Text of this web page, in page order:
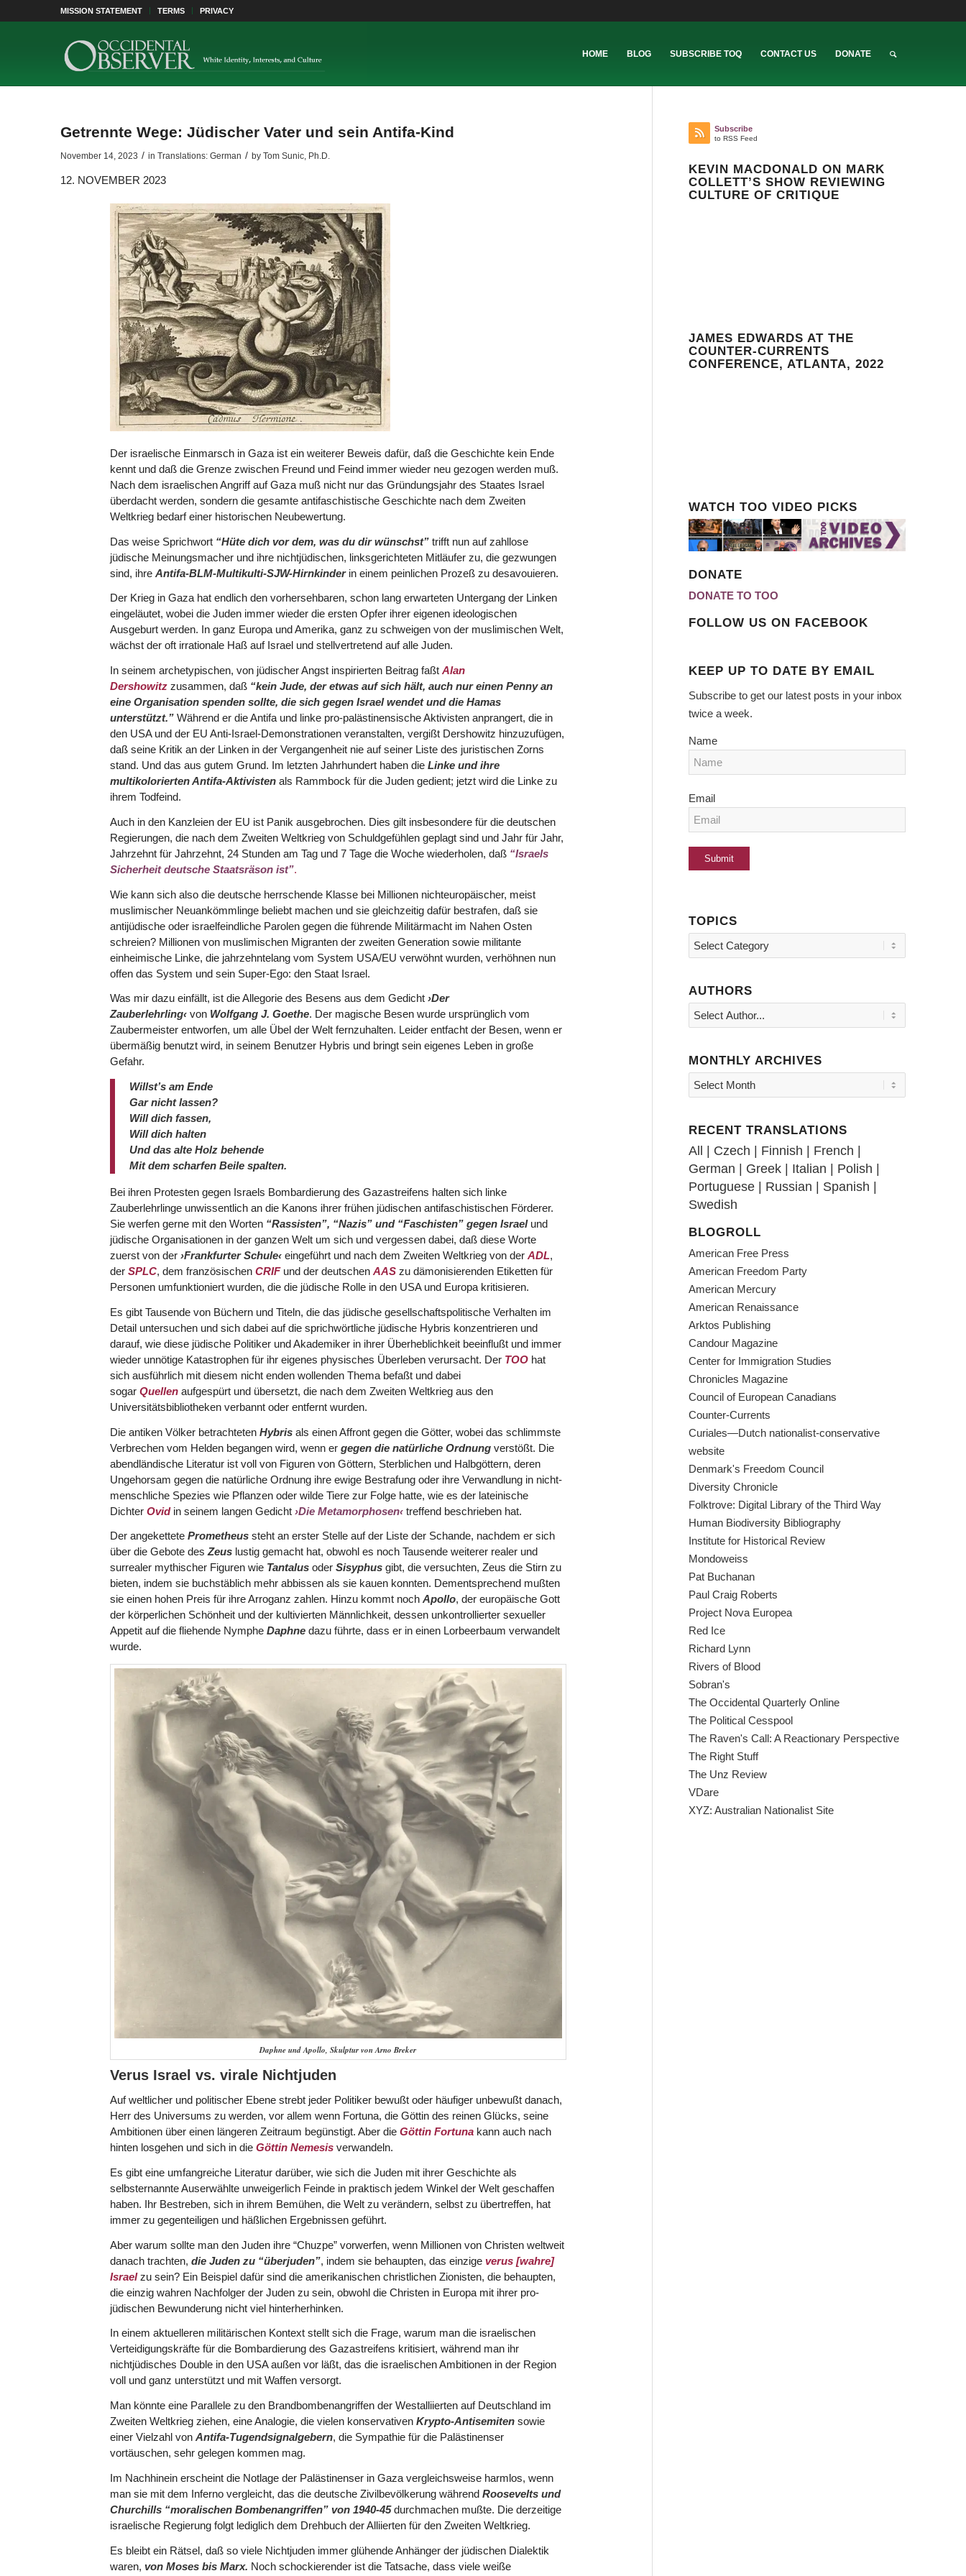
MISSION STATEMENT TERMS PRIVACY
HOME BLOG SUBSCRIBE TOQ CONTACT US DONATE
Getrennte Wege: Jüdischer Vater und sein Antifa-Kind
November 14, 2023 / in Translations: German / by Tom Sunic, Ph.D.
12. NOVEMBER 2023
Der israelische Einmarsch in Gaza ist ein weiterer Beweis dafür, daß die Geschichte kein Ende
kennt und daß die Grenze zwischen Freund und Feind immer wieder neu gezogen werden muß.
Nach dem israelischen Angriff auf Gaza muß nicht nur das Gründungsjahr des Staates Israel
überdacht werden, sondern die gesamte antifaschistische Geschichte nach dem Zweiten
Weltkrieg bedarf einer historischen Neubewertung.
Das weise Sprichwort “Hüte dich vor dem, was du dir wünschst”trifft nun auf zahllose
jüdische Meinungsmacher und ihre nichtjüdischen, linksgerichteten Mitläufer zu, die gezwungen
sind, ihre Antifa-BLM-Multikulti-SJW-Hirnkinderin einem peinlichen Prozeß zu desavouieren.
Der Krieg in Gaza hat endlich den vorhersehbaren, schon lang erwarteten Untergang der Linken
eingeläutet, wobei die Juden immer wieder die ersten Opfer ihrer eigenen ideologischen
Ausgeburt werden. In ganz Europa und Amerika, ganz zu schweigen von der muslimischen Welt,
wächst der oft irrationale Haß auf Israel und stellvertretend auf alle Juden.
In seinem archetypischen, von jüdischer Angst inspirierten Beitrag faßt Alan
Dershowitzzusammen, daß “kein Jude, der etwas auf sich hält, auch nur einen Penny an
eine Organisation spenden sollte, die sich gegen Israel wendet und die Hamas
unterstützt.”Während er die Antifa und linke pro-palästinensische Aktivisten anprangert, die in
den USA und der EU Anti-Israel-Demonstrationen veranstalten, vergißt Dershowitz hinzuzufügen,
daß seine Kritik an der Linken in der Vergangenheit nie auf seiner Liste des juristischen Zorns
stand. Und das aus gutem Grund. Im letzten Jahrhundert haben die Linke und ihre
multikolorierten Antifa-Aktivisten als Rammbock für die Juden gedient; jetzt wird die Linke zu
ihrem Todfeind.
Auch in den Kanzleien der EU ist Panik ausgebrochen. Dies gilt insbesondere für die deutschen
Regierungen, die nach dem Zweiten Weltkrieg von Schuldgefühlen geplagt sind und Jahr für Jahr,
Jahrzehnt für Jahrzehnt, 24 Stunden am Tag und 7 Tage die Woche wiederholen, daß“Israels
Sicherheit deutsche Staatsräson ist”.
Wie kann sich also die deutsche herrschende Klasse bei Millionen nichteuropäischer, meist
muslimischer Neuankömmlinge beliebt machen und sie gleichzeitig dafür bestrafen, daß sie
antijüdische oder israelfeindliche Parolen gegen die führende Militärmacht im Nahen Osten
schreien? Millionen von muslimischen Migranten der zweiten Generation sowie militante
einheimische Linke, die jahrzehntelang vom System USA/EU verwöhnt wurden, verhöhnen nun
offen das System und sein Super-Ego: den Staat Israel.
Was mir dazu einfällt, ist die Allegorie des Besens aus dem Gedicht ›Der
Zauberlehrling‹ von Wolfgang J. Goethe. Der magische Besen wurde ursprünglich vom
Zaubermeister entworfen, um alle Übel der Welt fernzuhalten. Leider entfacht der Besen, wenn er
übermäßig benutzt wird, in seinem Benutzer Hybris und bringt sein eigenes Leben in große
Gefahr.
Willst’s am Ende
Gar nicht lassen?
Will dich fassen,
Will dich halten
Und das alte Holz behende
Mit dem scharfen Beile spalten.
Bei ihren Protesten gegen Israels Bombardierung des Gazastreifens halten sich linke
Zauberlehrlinge unwissentlich an die Kanons ihrer frühen jüdischen antifaschistischen Förderer.
Sie werfen gerne mit den Worten “Rassisten”, “Nazis” und “Faschisten” gegen Israel und
jüdische Organisationen in der ganzen Welt um sich und vergessen dabei, daß diese Worte
zuerst von der ›Frankfurter Schule‹ eingeführt und nach dem Zweiten Weltkrieg von der ADL,
der SPLC, dem französischen CRIF und der deutschen AASzu dämonisierenden Etiketten für
Personen umfunktioniert wurden, die die jüdische Rolle in den USA und Europa kritisieren.
Es gibt Tausende von Büchern und Titeln, die das jüdische gesellschaftspolitische Verhalten im
Detail untersuchen und sich dabei auf die sprichwörtliche jüdische Hybris konzentrieren und
darauf, wie diese jüdische Politiker und Akademiker in ihrer Überheblichkeit beeinflußt und immer
wieder unnötige Katastrophen für ihr eigenes physisches Überleben verursacht. Der TOOhat
sich ausführlich mit diesem nicht enden wollenden Thema befaßt und dabei
sogar Quellenaufgespürt und übersetzt, die nach dem Zweiten Weltkrieg aus den
Universitätsbibliotheken verbannt oder entfernt wurden.
Die antiken Völker betrachteten Hybrisals einen Affront gegen die Götter, wobei das schlimmste
Verbrechen vom Helden begangen wird, wenn er gegen die natürliche Ordnungverstößt. Die
abendländische Literatur ist voll von Figuren von Göttern, Sterblichen und Halbgöttern, deren
Ungehorsam gegen die natürliche Ordnung ihre ewige Bestrafung oder ihre Verwandlung in nicht-
menschliche Spezies wie Pflanzen oder wilde Tiere zur Folge hatte, wie es der lateinische
Dichter Ovid in seinem langen Gedicht ›Die Metamorphosen‹treffend beschrieben hat.
Der angekettete Prometheussteht an erster Stelle auf der Liste der Schande, nachdem er sich
über die Gebote des Zeuslustig gemacht hat, obwohl es noch Tausende weiterer realer und
surrealer mythischer Figuren wie Tantalus oder Sisyphusgibt, die versuchten, Zeus die Stirn zu
bieten, indem sie buchstäblich mehr abbissen als sie kauen konnten. Dementsprechend mußten
sie einen hohen Preis für ihre Arroganz zahlen. Hinzu kommt noch Apollo, der europäische Gott
der körperlichen Schönheit und der kultivierten Männlichkeit, dessen unkontrollierter sexueller
Appetit auf die fliehende Nymphe Daphnedazu führte, dass er in einen Lorbeerbaum verwandelt
wurde.
Daphne und Apollo, Skulptur von Arno Breker
Verus Israel vs. virale Nichtjuden
Auf weltlicher und politischer Ebene strebt jeder Politiker bewußt oder häufiger unbewußt danach,
Herr des Universums zu werden, vor allem wenn Fortuna, die Göttin des reinen Glücks, seine
Ambitionen über einen längeren Zeitraum begünstigt. Aber die Göttin Fortunakann auch nach
hinten losgehen und sich in die Göttin Nemesis verwandeln.
Es gibt eine umfangreiche Literatur darüber, wie sich die Juden mit ihrer Geschichte als
selbsternannte Auserwählte unweigerlich Feinde in praktisch jedem Winkel der Welt geschaffen
haben. Ihr Bestreben, sich in ihrem Bemühen, die Welt zu verändern, selbst zu übertreffen, hat
immer zu gegenteiligen und häßlichen Ergebnissen geführt.
Aber warum sollte man den Juden ihre “Chuzpe” vorwerfen, wenn Millionen von Christen weltweit
danach trachten, die Juden zu “überjuden”, indem sie behaupten, das einzige verus [wahre]
Israel zu sein? Ein Beispiel dafür sind die amerikanischen christlichen Zionisten, die behaupten,
die einzig wahren Nachfolger der Juden zu sein, obwohl die Christen in Europa mit ihrer pro-
jüdischen Bewunderung nicht viel hinterherhinken.
In einem aktuelleren militärischen Kontext stellt sich die Frage, warum man die israelischen
Verteidigungskräfte für die Bombardierung des Gazastreifens kritisiert, während man ihr
nichtjüdisches Double in den USA außen vor läßt, das die israelischen Ambitionen in der Region
voll und ganz unterstützt und mit Waffen versorgt.
Man könnte eine Parallele zu den Brandbombenangriffen der Westalliierten auf Deutschland im
Zweiten Weltkrieg ziehen, eine Analogie, die vielen konservativen Krypto-Antisemitensowie
einer Vielzahl von Antifa-Tugendsignalgebern, die Sympathie für die Palästinenser
vortäuschen, sehr gelegen kommen mag.
Im Nachhinein erscheint die Notlage der Palästinenser in Gaza vergleichsweise harmlos, wenn
man sie mit dem Inferno vergleicht, das die deutsche Zivilbevölkerung während Roosevelts und
Churchills “moralischen Bombenangriffen” von 1940-45 durchmachen mußte. Die derzeitige
israelische Regierung folgt lediglich dem Drehbuch der Alliierten für den Zweiten Weltkrieg.
Es bleibt ein Rätsel, daß so viele Nichtjuden immer glühende Anhänger der jüdischen Dialektik
waren, von Moses bis Marx. Noch schockierender ist die Tatsache, dass viele weiße
Subscribe
to RSS Feed
KEVIN MACDONALD ON MARK
COLLETT’S SHOW REVIEWING
CULTURE OF CRITIQUE
JAMES EDWARDS AT THE
COUNTER-CURRENTS
CONFERENCE, ATLANTA, 2022
WATCH TOO VIDEO PICKS
DONATE
DONATE TO TOO
FOLLOW US ON FACEBOOK
KEEP UP TO DATE BY EMAIL
Subscribe to get our latest posts in your inbox
twice a week.
Name
Email
TOPICS
Topics
AUTHORS
MONTHLY ARCHIVES
RECENT TRANSLATIONS
All | Czech | Finnish | French |
German | Greek | Italian | Polish |
Portuguese | Russian | Spanish |
Swedish
BLOGROLL
American Free Press
American Freedom Party
American Mercury
American Renaissance
Arktos Publishing
Candour Magazine
Center for Immigration Studies
Chronicles Magazine
Council of European Canadians
Counter-Currents
Curiales—Dutch nationalist-conservative
website
Denmark's Freedom Council
Diversity Chronicle
Folktrove: Digital Library of the Third Way
Human Biodiversity Bibliography
Institute for Historical Review
Mondoweiss
Pat Buchanan
Paul Craig Roberts
Project Nova Europea
Red Ice
Richard Lynn
Rivers of Blood
Sobran's
The Occidental Quarterly Online
The Political Cesspool
The Raven's Call: A Reactionary Perspective
The Right Stuff
The Unz Review
VDare
XYZ: Australian Nationalist Site